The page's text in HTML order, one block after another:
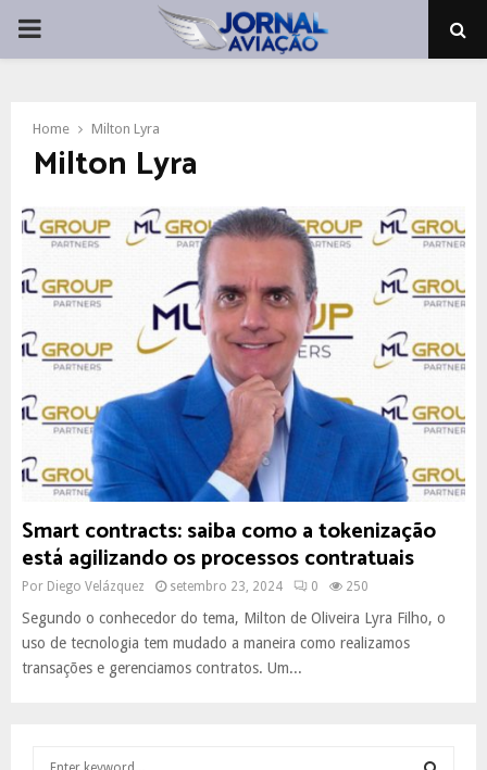
PRIMARY
Home Milton Lyra
Milton Lyra
Smart contracts: saiba como a tokenização
está agilizando os processos contratuais
Por Diego Velázquez setembro 23, 2024 0 250
Segundo o conhecedor do tema, Milton de Oliveira Lyra Filho, o
uso de tecnologia tem mudado a maneira como realizamos
transações e gerenciamos contratos. Um...